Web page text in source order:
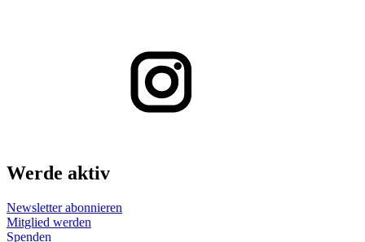
Werde aktiv
Newsletter abonnieren
Mitglied werden
Spenden